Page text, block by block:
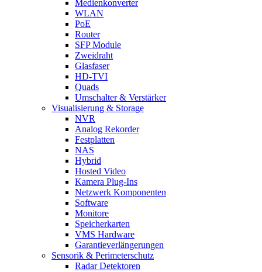
Medienkonverter
WLAN
PoE
Router
SFP Module
Zweidraht
Glasfaser
HD-TVI
Quads
Umschalter & Verstärker
Visualisierung & Storage
NVR
Analog Rekorder
Festplatten
NAS
Hybrid
Hosted Video
Kamera Plug-Ins
Netzwerk Komponenten
Software
Monitore
Speicherkarten
VMS Hardware
Garantieverlängerungen
Sensorik & Perimeterschutz
Radar Detektoren